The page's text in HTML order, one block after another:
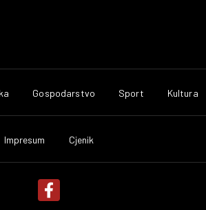
Gospodarstvo Sport Kultura
Impresum Cjenik